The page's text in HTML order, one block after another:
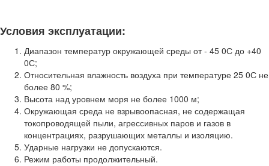
Условия эксплуатации:
Диапазон температур окружающей среды от - 45 0С до +40
0С;
Относительная влажность воздуха при температуре 25 0С не
более 80 %;
Высота над уровнем моря не более 1000 м;
Окружающая среда не взрывоопасная, не содержащая
токопроводящей пыли, агрессивных паров и газов в
концентрациях, разрушающих металлы и изоляцию.
Ударные нагрузки не допускаются.
Режим работы продолжительный.